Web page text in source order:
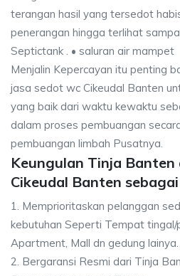
terangan hasil yang tersedot
penerangan hingga terlihat
Septictank . • saluran air mampet
Menjalin Kepercayan itu penting
jasa sedot wc Cikeudal Banten
yang baik dari waktu kewaktu
dalam proses pembuangan
pembuangan limbah Pusatnya.
Keungulan Tinja
Cikeudal Banten
1. Memprioritaskan pelanggan
kebutuhan Seperti Tempat tingal/
Apartment, Mall dn gedung lainya.
2. Bergaransi Resmi dari Tinja